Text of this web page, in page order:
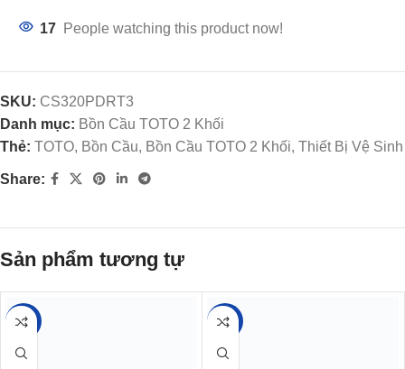
17 People watching this product now!
SKU: CS320PDRT3
Danh mục: Bồn Cầu TOTO 2 Khối
Thẻ: TOTO, Bồn Cầu, Bồn Cầu TOTO 2 Khối, Thiết Bị Vệ Sinh
Share:
Sản phẩm tương tự
-13% -13%